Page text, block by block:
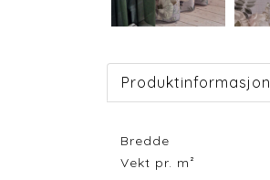
Produktinformasjon
Bredde
Vekt pr. m²